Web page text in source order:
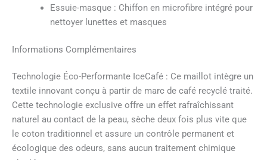
Essuie-masque : Chiffon en microfibre intégré pour
nettoyer lunettes et masques
Informations Complémentaires
Technologie Éco-Performante IceCafé : Ce maillot intègre un
textile innovant conçu à partir de marc de café recyclé traité.
Cette technologie exclusive offre un effet rafraîchissant
naturel au contact de la peau, sèche deux fois plus vite que
le coton traditionnel et assure un contrôle permanent et
écologique des odeurs, sans aucun traitement chimique